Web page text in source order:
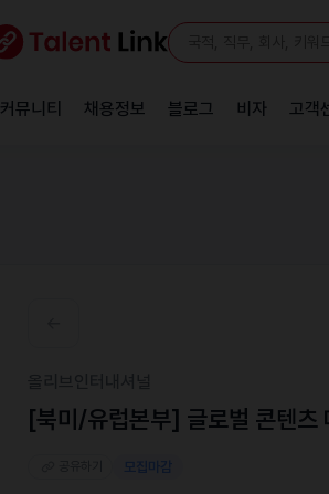
커뮤니티 채용정보 블로그 비자 고객
[북미/유럽본부] 글로벌 콘텐츠
모집마감